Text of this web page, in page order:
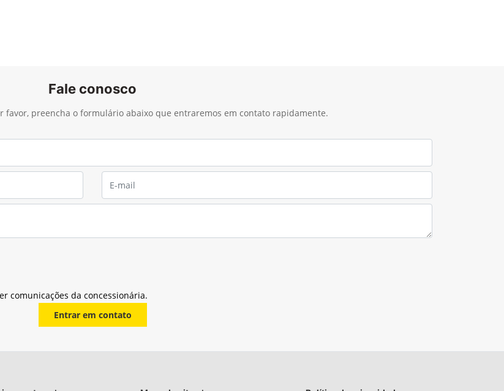
Fale conosco
favor, preencha o formulário abaixo que entraremos em contato rapidamente.
comunicações da concessionária.
Entrar em contato